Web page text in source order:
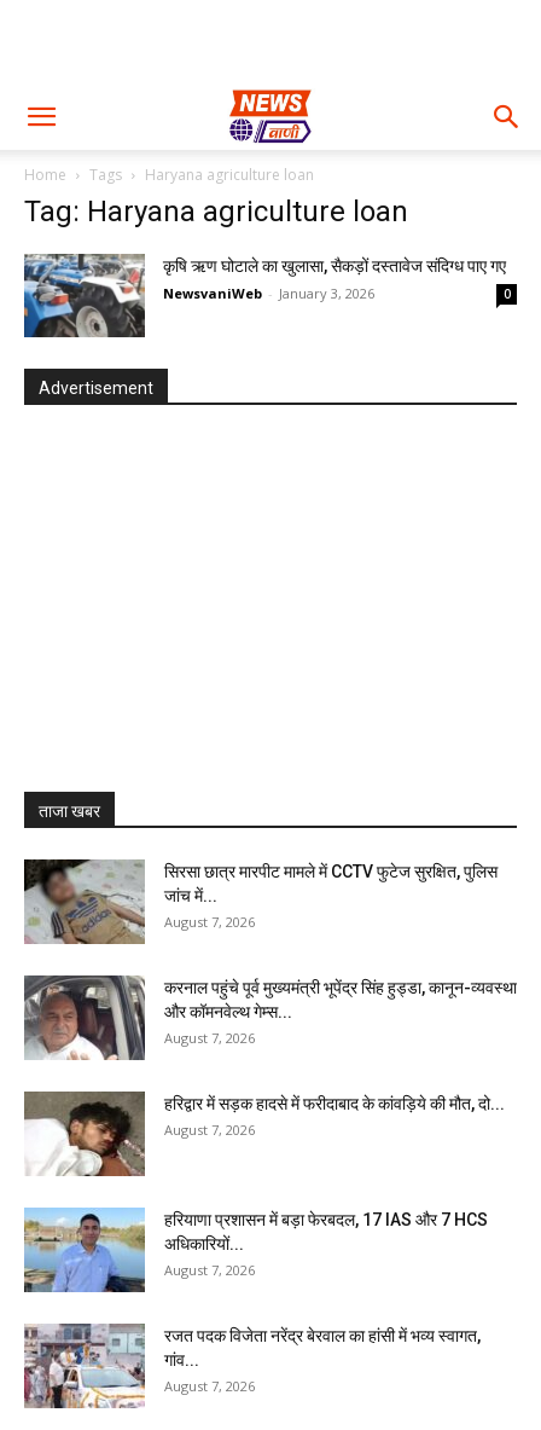
Home Tags Haryana agriculture loan
Tag: Haryana agriculture loan
कृषि ऋण घोटाले का खुलासा, सैकड़ों दस्तावेज संदिग्ध पाए गए
NewsvaniWeb - January 3, 2026 0
Advertisement
ताजा खबर
सिरसा छात्र मारपीट मामले में CCTV फुटेज सुरक्षित, पुलिस
जांच में...
August 7, 2026
करनाल पहुंचे पूर्व मुख्यमंत्री भूपेंद्र सिंह हुड्डा, कानून-व्यवस्था
और कॉमनवेल्थ गेम्स...
August 7, 2026
हरिद्वार में सड़क हादसे में फरीदाबाद के कांवड़िये की मौत, दो...
August 7, 2026
हरियाणा प्रशासन में बड़ा फेरबदल, 17 IAS और 7 HCS
अधिकारियों...
August 7, 2026
रजत पदक विजेता नरेंद्र बेरवाल का हांसी में भव्य स्वागत,
गांव...
August 7, 2026